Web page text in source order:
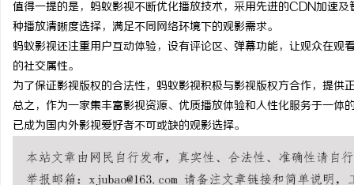
值得一提的是，蚂蚁影视不断优化播放技术，采用先进的CDN加速
种播放清晰度选择，满足不同网络环境下的观影需求。
蚂蚁影视还注重用户互动体验，设有评论区、弹幕功能，让观众在
的社交属性。
为了保证影视版权的合法性，蚂蚁影视积极与影视版权方合作，提供
总之，作为一家集丰富影视资源、优质播放体验和人性化服务于一
已成为国内外影视爱好者不可或缺的观影选择。
乐樱国际医疗中心 北京考研机构避坑指南